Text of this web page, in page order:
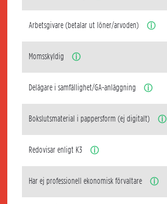
Arbetsgivare (betalar ut löner/arvoden) ⓘ
Momsskyldig ⓘ
Delägare i samfällighet/GA-anläggning ⓘ
Bokslutsmaterial i pappersform (ej digitalt) ⓘ
Redovisar enligt K3 ⓘ
Har ej professionell ekonomisk förvaltare ⓘ